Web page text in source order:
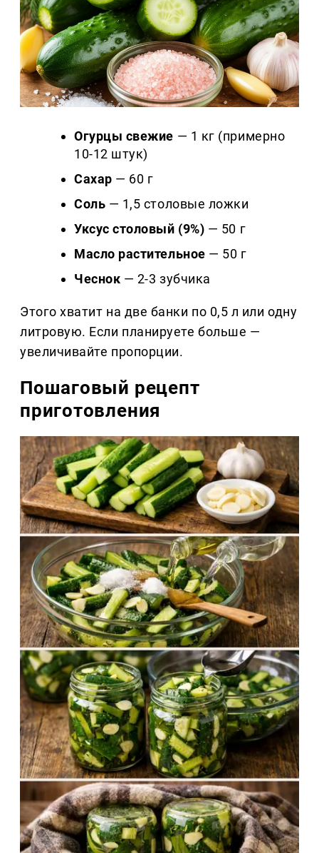
Огурцы свежие — 1 кг (примерно
10-12 штук)
Сахар — 60 г
Соль — 1,5 столовые ложки
Уксус столовый (9%) — 50 г
Масло растительное — 50 г
Чеснок — 2-3 зубчика
Этого хватит на две банки по 0,5 л или одну
литровую. Если планируете больше —
увеличивайте пропорции.
Пошаговый рецепт
приготовления